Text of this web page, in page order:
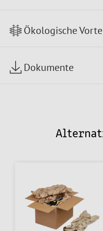
Ökologische
Dokumente